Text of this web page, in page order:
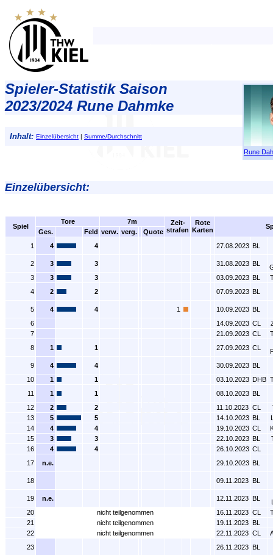
Rune
Spieler-Statistik Saison
2023/2024 Rune Dahmke
Inhalt: Einzelübersicht | Summe/Durchschnitt
Einzelübersicht:
Spiel
Tore 7m
Zeit-
strafen
Rote
Karten
Ges. Feld verw. verg.
Quote
1
4 4 27.08.2023 BL
2 3 3 31.08.2023 BL
3
3 3 03.09.2023 BL
4
2 2 07.09.2023 BL
5 4 4 1 10.09.2023 BL
6
14.09.2023 CL
7
21.09.2023 CL
8
1 1 27.09.2023 CL
9
4 4 30.09.2023 BL
10 1 1 03.10.2023 DHB
11
1 1 08.10.2023 BL
12
2 2 11.10.2023 CL
13
5 5 14.10.2023 BL
14
4 4 19.10.2023 CL
15
3 3 22.10.2023 BL
16
4 4 26.10.2023 CL
17
n.e. 29.10.2023 BL
18 09.11.2023 BL
19 n.e. 12.11.2023 BL
20
nicht teilgenommen 16.11.2023 CL
21
nicht teilgenommen 19.11.2023 BL
22
nicht teilgenommen 22.11.2023 CL
23
26.11.2023 BL